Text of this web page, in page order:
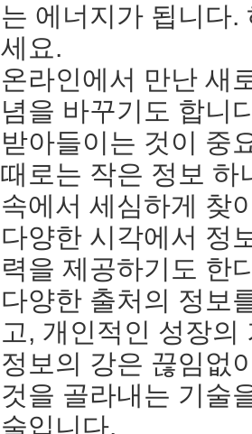
는 에너지가 됩니다.
세요.
온라인에서 만난 새
념을 바꾸기도 합니
받아들이는 것이 중
때로는 작은 정보 하
속에서 세심하게 찾
다양한 시각에서 정
력을 제공하기도 한
다양한 출처의 정보
고, 개인적인 성장
정보의 강은 끊임없
것을 골라내는 기술
술입니다.